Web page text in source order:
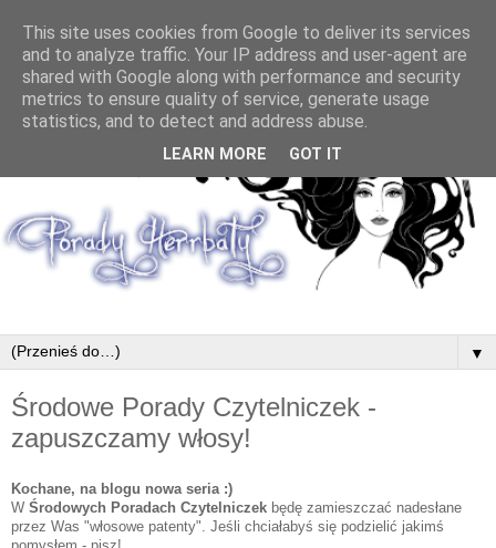
▼
Środowe Porady Czytelniczek -
zapuszczamy włosy!
Kochane, na blogu nowa seria :)
W Środowych Poradach Czytelniczek będę zamieszczać nadesłane
przez Was "włosowe patenty". Jeśli chciałabyś się podzielić jakimś
This site uses cookies from Google to deliver its services
and to analyze traffic. Your IP address and user-agent are
shared with Google along with performance and security
metrics to ensure quality of service, generate usage
statistics, and to detect and address abuse.
LEARN MORE GOT IT